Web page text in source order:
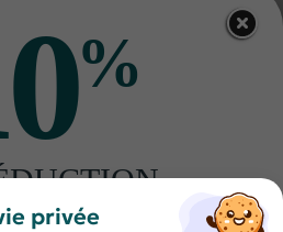
×
×
privée
%
commande